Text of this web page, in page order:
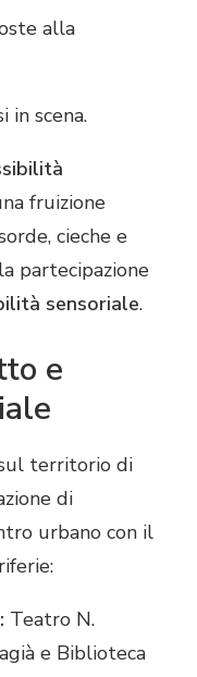
alla
in scena.
fruizione
cieche e
partecipazione
sensoriale.
e
territorio di
di
urbano con il
Teatro N.
e Biblioteca